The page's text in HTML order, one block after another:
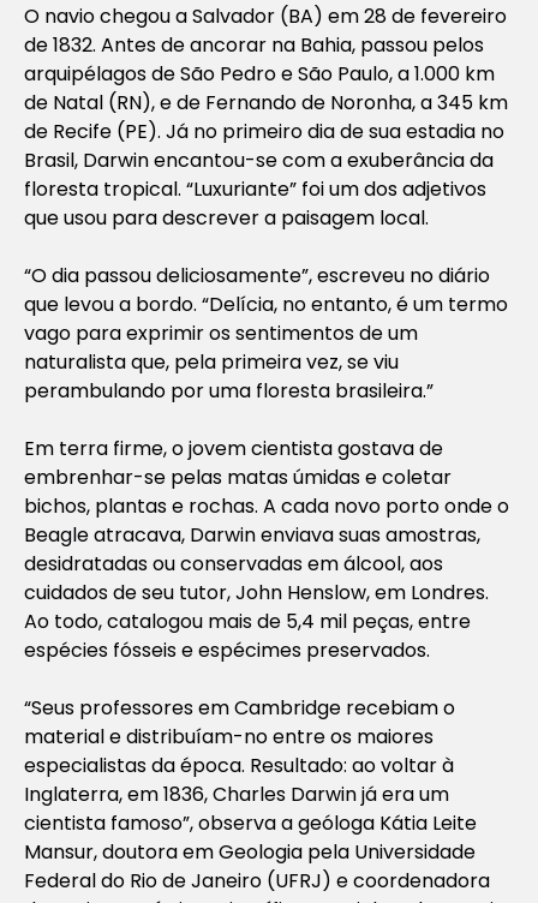
O navio chegou a Salvador (BA) em 28 de fevereiro
de 1832. Antes de ancorar na Bahia, passou pelos
arquipélagos de São Pedro e São Paulo, a 1.000 km
de Natal (RN), e de Fernando de Noronha, a 345 km
de Recife (PE). Já no primeiro dia de sua estadia no
Brasil, Darwin encantou-se com a exuberância da
floresta tropical. “Luxuriante” foi um dos adjetivos
que usou para descrever a paisagem local.
“O dia passou deliciosamente”, escreveu no diário
que levou a bordo. “Delícia, no entanto, é um termo
vago para exprimir os sentimentos de um
naturalista que, pela primeira vez, se viu
perambulando por uma floresta brasileira.”
Em terra firme, o jovem cientista gostava de
embrenhar-se pelas matas úmidas e coletar
bichos, plantas e rochas. A cada novo porto onde o
Beagle atracava, Darwin enviava suas amostras,
desidratadas ou conservadas em álcool, aos
cuidados de seu tutor, John Henslow, em Londres.
Ao todo, catalogou mais de 5,4 mil peças, entre
espécies fósseis e espécimes preservados.
“Seus professores em Cambridge recebiam o
material e distribuíam-no entre os maiores
especialistas da época. Resultado: ao voltar à
Inglaterra, em 1836, Charles Darwin já era um
cientista famoso”, observa a geóloga Kátia Leite
Mansur, doutora em Geologia pela Universidade
Federal do Rio de Janeiro (UFRJ) e coordenadora